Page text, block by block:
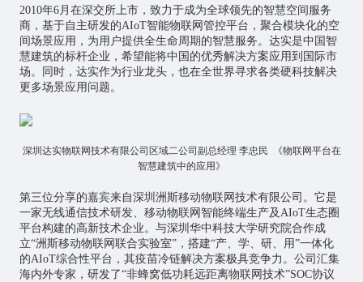
2010年6月在深交所上市，致力于成为全球领先的智慧空间服务
商，基于自主研发的AIoT智能物联网管控平台，聚合模块化的空
间场景应用，为用户提供全生命周期的智慧服务。达实是中国智
慧建筑的标杆企业，希望能将中国的优秀解决方案应用到国际市
场。同时，达实作为行业龙头，也在全世界寻求各类硬科技解决
更多场景应用问题。
深圳达实物联网技术有限公司区域二公司副总经理 李忠民 《物联网平台在
智慧建筑中的应用》
第三位分享的嘉宾来自深圳洲斯移动物联网 技术有限公司。它是
一家无线通信技术研发、移动物联网智能终端生产及AIoT生态圈
平台构建的高新技术企业。与深圳华中科技大学研究院合作成
立“洲斯移动物联网联合实验室”，搭建“产、学、研、用”一体化
的AIoT综合性平台，其疫苗冷链解决方案极具竞争力。公司汇集
海内外专家，研发了“非蜂窝低功耗远距离物联网技术”SOC协议